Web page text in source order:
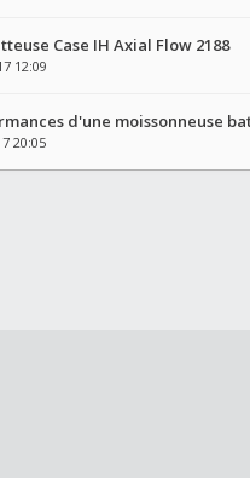
Case IH Axial Flow 2188
12:09
d'une moissonneuse
20:05